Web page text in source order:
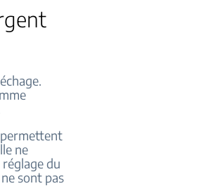
ne
du
sont pas